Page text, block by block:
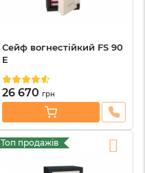
Сейф вогнестійкий FS 90
E
26 670 грн
Топ продажів